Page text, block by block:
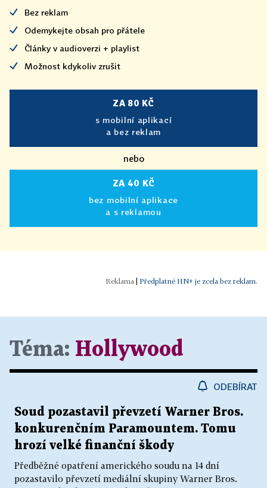
Bez reklam
Odemykejte obsah pro přátele
Články v audioverzi + playlist
Možnost kdykoliv zrušit
ZA 80 KČ
s mobilní aplikací
a bez reklam
nebo
ZA 40 KČ
bez mobilní aplikace
a s reklamou
| Předplatné HN+ je zcela bez reklam.
Téma: Hollywood
ODEBÍRAT
Soud pozastavil převzetí Warner Bros.
konkurenčním Paramountem. Tomu
hrozí velké finanční škody
Předběžné opatření amerického soudu na 14 dní
pozastavilo převzetí mediální skupiny Warner Bros.